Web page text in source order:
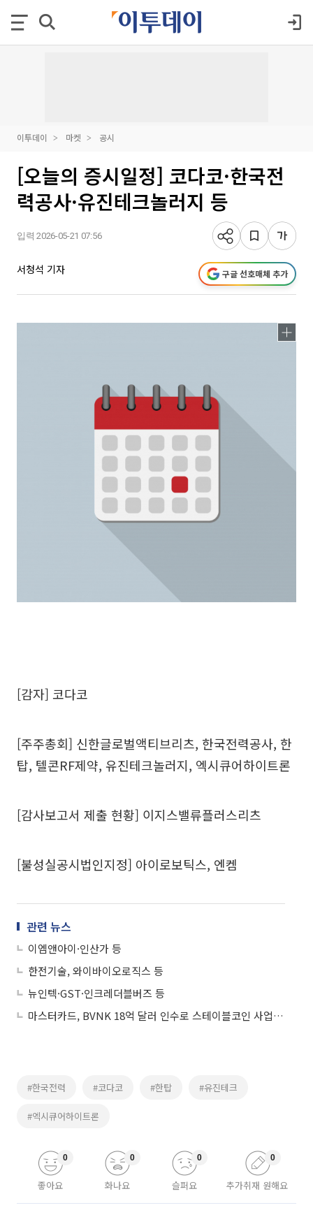
이투데이 마켓 공시
[오늘의 증시일정] 코다코·한국전
력공사·유진테크놀러지 등
입력 2026-05-21 07:56
서청석 기자 구글 선호매체 추가
[감자] 코다코
[주주총회] 신한글로벌액티브리츠, 한국전력공사, 한
탑, 텔콘RF제약, 유진테크놀러지, 엑시큐어하이트론
[감사보고서 제출 현황] 이지스밸류플러스리츠
[불성실공시법인지정] 아이로보틱스, 엔켐
관련 뉴스
이엠앤아이·인산가 등
한전기술, 와이바이오로직스 등
뉴인텍·GST·인크레더블버즈 등
마스터카드, BVNK 18억 달러 인수로 스테이블코인 사업 본격 확장
#한국전력 #코다코 #한탑 #유진테크
#엑시큐어하이트론
좋아요
0
화나요
0
슬퍼요
0
추가취재 원해요
0